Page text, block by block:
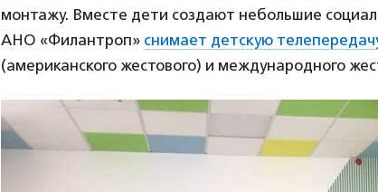
монтажу. Вместе дети создают небольшие
АНО «Филантроп» снимает детскую
(американского жестового) и международного